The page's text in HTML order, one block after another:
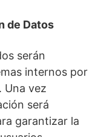
de Datos
serán
internos por
. Una vez
será
garantizar la